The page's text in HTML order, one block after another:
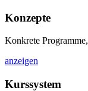
Konzepte
Konkrete
anzeigen
Kurssystem